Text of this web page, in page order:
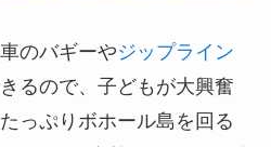
のバギーやジップライン
るので、子どもが大興奮
っぷりボホール島を回る